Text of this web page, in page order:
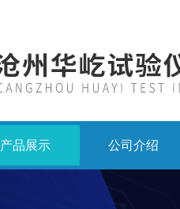
产品展示 公司介绍